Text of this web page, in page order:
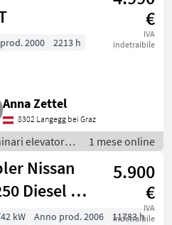
€
IVA
indetraibile
2000 2213 h
Anna Zettel
8302 Langegg bei Graz
elevatori e
/
elevatori
1 mese online
Nissan
Diesel 2,5
4,5
5.900
€
IVA
indetraibile
kW Anno prod. 2006 11783 h